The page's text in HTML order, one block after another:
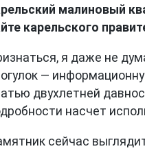
малиновый
карельского
я даже не
—
двухлетней
насчет
сейчас